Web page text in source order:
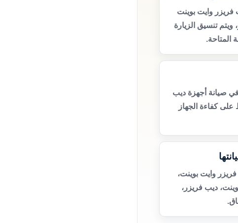
وايت بوينت
تنسيق الزيارة
صيانة أجهزة ديب
كفاءة الجهاز
وايت بوينت،
ديب فريزر،